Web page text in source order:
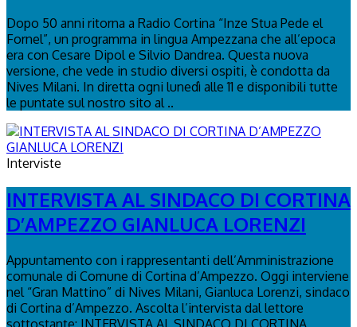
Dopo 50 anni ritorna a Radio Cortina “Inze Stua Pede el
Fornel”, un programma in lingua Ampezzana che all’epoca
era con Cesare Dipol e Silvio Dandrea. Questa nuova
versione, che vede in studio diversi ospiti, è condotta da
Nives Milani. In diretta ogni lunedì alle 11 e disponibili tutte
le puntate sul nostro sito al ..
Interviste
INTERVISTA AL SINDACO DI CORTINA
D’AMPEZZO GIANLUCA LORENZI
Appuntamento con i rappresentanti dell’Amministrazione
comunale di Comune di Cortina d’Ampezzo. Oggi interviene
nel “Gran Mattino” di Nives Milani, Gianluca Lorenzi, sindaco
di Cortina d’Ampezzo. Ascolta l’intervista dal lettore
sottostante: INTERVISTA AL SINDACO DI CORTINA